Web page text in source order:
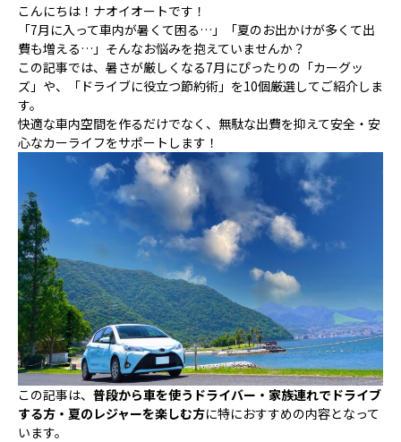
こんにちは！ナオイオートです！
「7月に入って車内が暑くて困る…」「夏のお出かけが多くて出
費も増える…」そんなお悩みを抱えていませんか？
この記事では、暑さが厳しくなる7月にぴったりの「カーグッ
ズ」や、「ドライブに役立つ節約術」を10個厳選してご紹介しま
す。
快適な車内空間を作るだけでなく、無駄な出費を抑えて安全・安
心なカーライフをサポートします！
この記事は、 普段から車を使うドライバー・家族連れでドライブ
する方・夏のレジャーを楽しむ方に特におすすめの内容となって
います。